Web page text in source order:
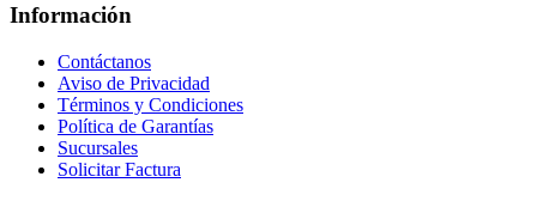
Información
Contáctanos
Aviso de Privacidad
Términos y Condiciones
Política de Garantías
Sucursales
Solicitar Factura